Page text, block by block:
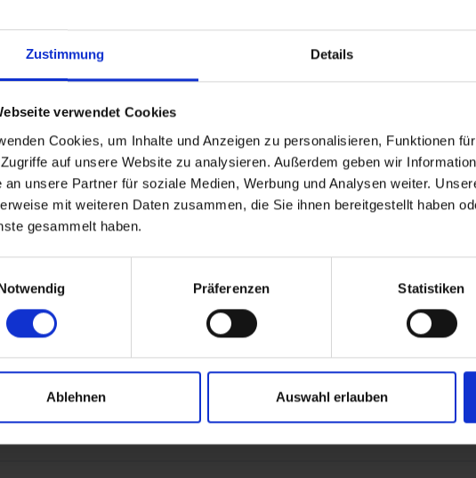
Zustimmung Details
verwendet Cookies
Cookies, um Inhalte und Anzeigen zu personalisieren, Funktionen
auf unsere Website zu analysieren. Außerdem geben wir
an unsere Partner für soziale Medien, Werbung und Analysen weiter.
mit weiteren Daten zusammen, die Sie ihnen bereitgestellt haben
gesammelt haben.
Präferenzen Statistiken
Ablehnen Auswahl erlauben
der Performance Line.
Schnell, zuverlässig und agil präsentiert sich der neue Schwalbe One mit
mit Schlauch zu fahren.
für die Anwendung mit Schlauch konzipiert und darf nicht Tubeless gefahren
Alle Schwalbe One-Rennradreifen sind durch zusätzliche Label eindeutig